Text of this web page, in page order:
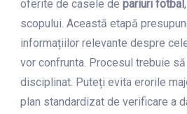
oferite de casele de pariuri fotbal
scopului. Această etapă
informațiilor relevante despre
vor confrunta. Procesul trebuie
disciplinat. Puteți evita erorile
plan standardizat de verificare a